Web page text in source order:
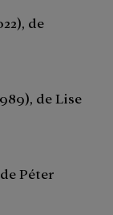
de
de Lise
Péter